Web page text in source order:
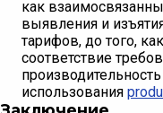
как
выявления и
тарифов, до того,
соответствие
использования